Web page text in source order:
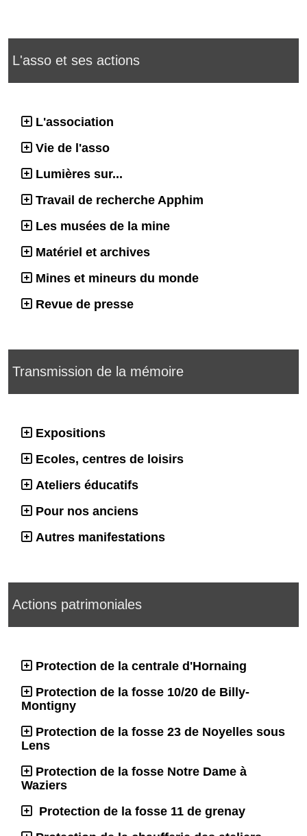
L'asso et ses actions
L'association
Vie de l'asso
Lumières sur...
Travail de recherche Apphim
Les musées de la mine
Matériel et archives
Mines et mineurs du monde
Revue de presse
Transmission de la mémoire
Expositions
Ecoles, centres de loisirs
Ateliers éducatifs
Pour nos anciens
Autres manifestations
Actions patrimoniales
Protection de la centrale d'Hornaing
Protection de la fosse 10/20 de Billy-
Montigny
Protection de la fosse 23 de Noyelles sous
Lens
Protection de la fosse Notre Dame à
Waziers
Protection de la fosse 11 de grenay